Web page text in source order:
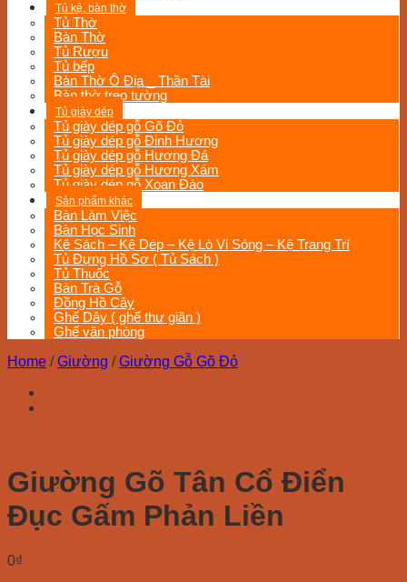
Tủ kệ, bàn thờ
Tủ Thờ
Bàn Thờ
Tủ Rượu
Tủ bếp
Bàn Thờ Ô Địa _ Thần Tài
Bàn thờ treo tường
Tủ giày dép
Tủ giày dép gỗ Gõ Đỏ
Tủ giày dép gỗ Đinh Hương
Tủ giày dép gỗ Hương Đá
Tủ giày dép gỗ Hương Xám
Tủ giày dép gỗ Xoan Đào
Sản phẩm khác
Bàn Làm Việc
Bàn Học Sinh
Kệ Sách – Kệ Dép – Kệ Lò Vi Sóng – Kệ Trang Trí
Tủ Đựng Hồ Sơ ( Tủ Sách )
Tủ Thuốc
Bàn Trà Gỗ
Đồng Hồ Cây
Ghế Dây ( ghế thư giãn )
Ghế văn phòng
Home / Giường / Giường Gỗ Gõ Đỏ
Giường Gõ Tân Cổ Điển
Đục Gấm Phản Liền
0₫